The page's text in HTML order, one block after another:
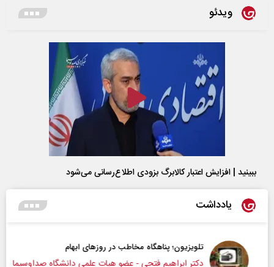
ویدئو
ببینید | افزایش اعتبار کالابرگ بزودی اطلاع‌رسانی می‌شود
یادداشت
تلویزیون؛ پناهگاه مخاطب در روزهای ابهام
دکتر ابراهیم فتحی - عضو هیات علمی دانشگاه صداوسیما